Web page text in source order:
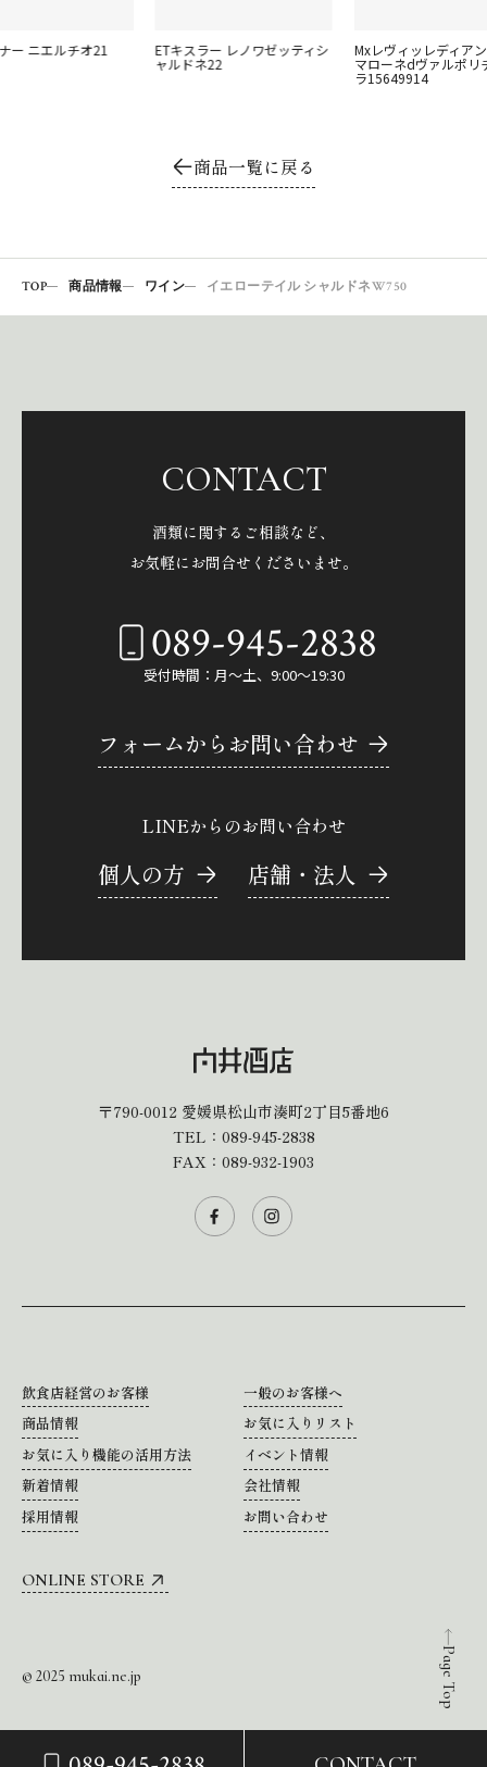
ー ニエルチオ21 ETキスラー レノワゼッティシ
ャルドネ22
Mxレヴィッレディア
マローネdヴァルポリ
ラ15649914
商品一覧に戻る
TOP 商品情報 ワイン イエローテイル シャルドネW750
Page Top
CONTACT
酒類に関するご相談など、
お気軽にお問合せくださいませ。
089-945-2838
受付時間：月～土、9:00～19:30
フォームからお問い合わせ
LINEからのお問い合わせ
個人の方 店舗・法人
〒790-0012 愛媛県松山市湊町2丁目5番地6
TEL： 089-945-2838
FAX：089-932-1903
飲食店経営のお客様
一般のお客様へ
商品情報
お気に入りリスト
お気に入り機能の活用方法
イベント情報
新着情報
会社情報
採用情報
お問い合わせ
ONLINE STORE
© 2025 mukai.ne.jp